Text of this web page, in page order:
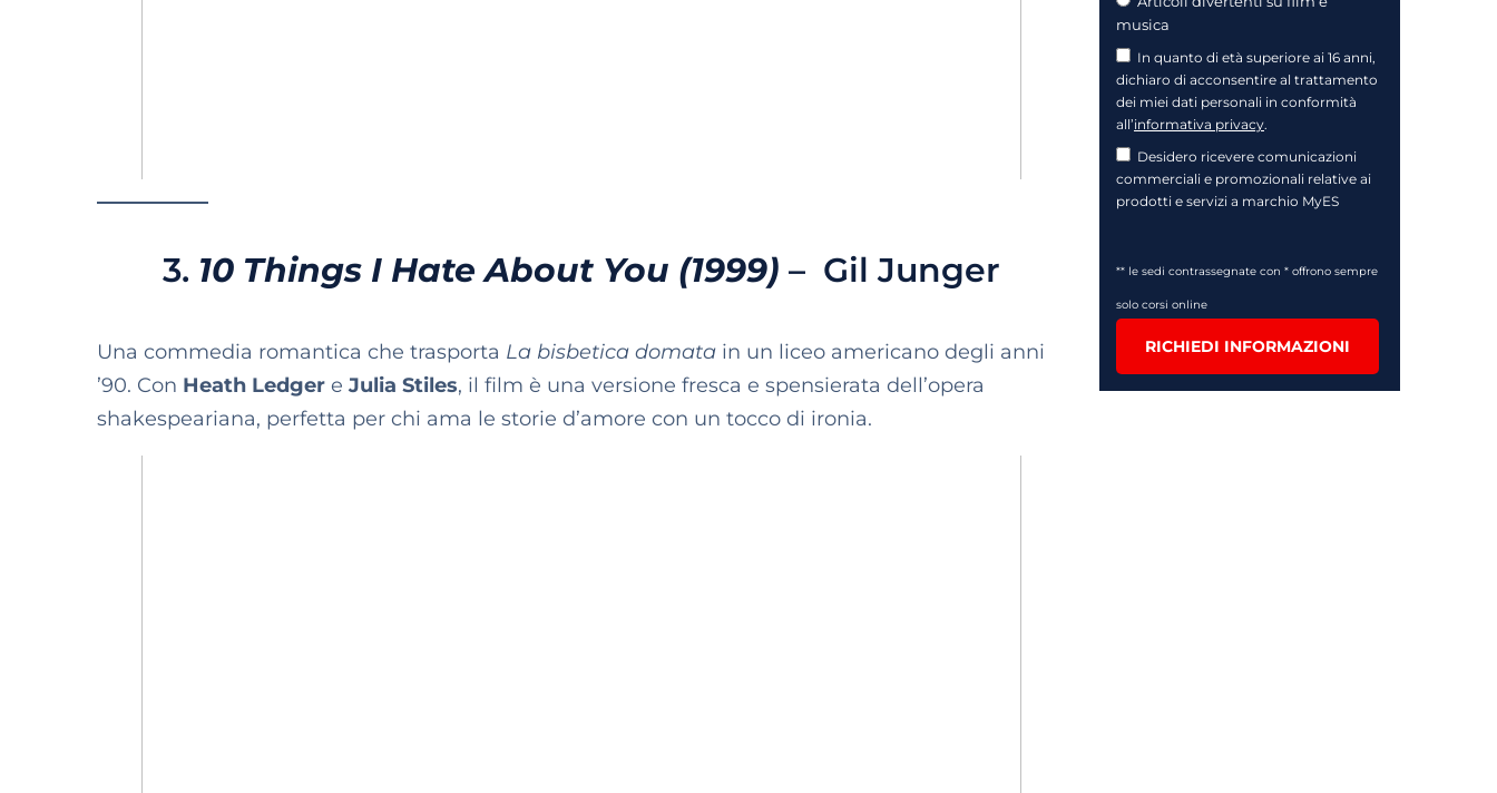
3. 10 Things I Hate About You (1999) – Gil Junger
Una commedia romantica che trasporta La bisbetica domata in un liceo americano degli anni
’90. Con Heath Ledger e Julia Stiles, il film è una versione fresca e spensierata dell’opera
shakespeariana, perfetta per chi ama le storie d’amore con un tocco di ironia.
musica
In quanto di età superiore ai 16 anni,
dichiaro di acconsentire al trattamento
dei miei dati personali in conformità
all’informativa privacy.
Desidero ricevere comunicazioni
commerciali e promozionali relative ai
prodotti e servizi a marchio MyES
** le sedi contrassegnate con * offrono sempre
solo corsi online
RICHIEDI INFORMAZIONI